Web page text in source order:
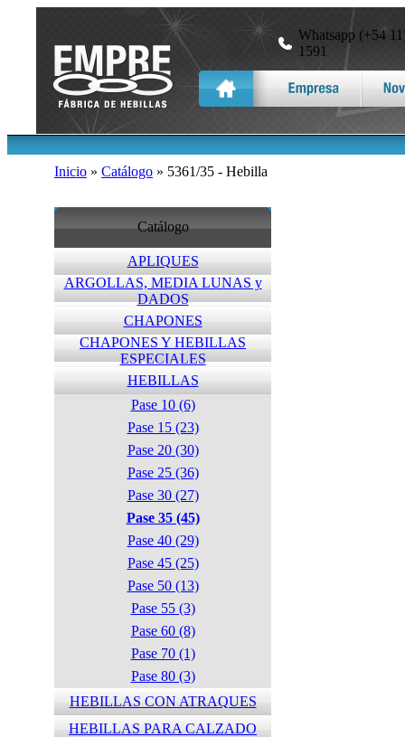
Whatsapp (+54
1591
Inicio » Catálogo » 5361/35 - Hebilla
Catálogo
APLIQUES
ARGOLLAS, MEDIA LUNAS y
DADOS
CHAPONES
CHAPONES Y HEBILLAS
ESPECIALES
HEBILLAS
Pase 10 (6)
Pase 15 (23)
Pase 20 (30)
Pase 25 (36)
Pase 30 (27)
Pase 35 (45)
Pase 40 (29)
Pase 45 (25)
Pase 50 (13)
Pase 55 (3)
Pase 60 (8)
Pase 70 (1)
Pase 80 (3)
HEBILLAS CON ATRAQUES
HEBILLAS PARA CALZADO